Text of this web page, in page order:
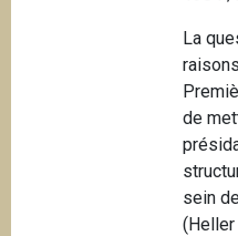
La
de
sein
(Heller